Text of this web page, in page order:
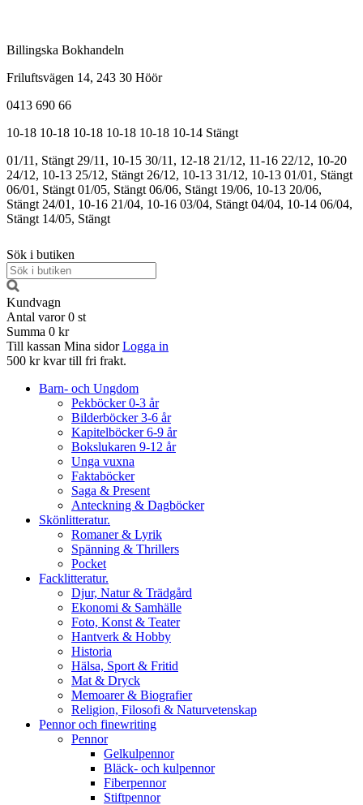
Billingska Bokhandeln
Friluftsvägen 14, 243 30 Höör
0413 690 66
10-18 10-18 10-18 10-18 10-18 10-14 Stängt
01/11, Stängt 29/11, 10-15 30/11, 12-18 21/12, 11-16 22/12, 10-20
24/12, 10-13 25/12, Stängt 26/12, 10-13 31/12, 10-13 01/01, Stängt
06/01, Stängt 01/05, Stängt 06/06, Stängt 19/06, 10-13 20/06,
Stängt 24/01, 10-16 21/04, 10-16 03/04, Stängt 04/04, 10-14 06/04,
Stängt 14/05, Stängt
Sök i butiken
Kundvagn
Antal varor 0 st
Summa 0 kr
Till kassan Mina sidor Logga in
500 kr kvar till fri frakt.
Barn- och Ungdom
Pekböcker 0-3 år
Bilderböcker 3-6 år
Kapitelböcker 6-9 år
Bokslukaren 9-12 år
Unga vuxna
Faktaböcker
Saga & Present
Anteckning & Dagböcker
Skönlitteratur.
Romaner & Lyrik
Spänning & Thrillers
Pocket
Facklitteratur.
Djur, Natur & Trädgård
Ekonomi & Samhälle
Foto, Konst & Teater
Hantverk & Hobby
Historia
Hälsa, Sport & Fritid
Mat & Dryck
Memoarer & Biografier
Religion, Filosofi & Naturvetenskap
Pennor och finewriting
Pennor
Gelkulpennor
Bläck- och kulpennor
Fiberpennor
Stiftpennor